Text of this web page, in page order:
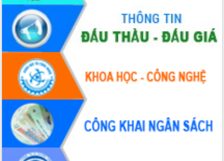
tại Nghĩa trang Liệt sĩ xã Sơn Hòa
Bàn giải pháp tháo gỡ khó khăn trong
xuất khẩu sầu riêng và triển khai quy
định EUDR
Thứ trưởng Bộ Nông nghiệp và Môi
trường Nguyễn Hoàng Hiệp khảo sát
vùng trồng và doanh nghiệp đóng gói
sầu riêng tại Đắk Lắk
Trình diễn nghệ thuật chế biến các
món ăn từ sầu riêng
Đắk Lắk công bố Quy hoạch và xúc
tiến đầu tư tỉnh
Ngành cá ngừ Đắk Lắk chủ động thích
ứng để giữ vững thị trường xuất khẩu